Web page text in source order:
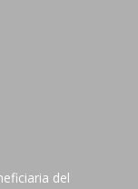
del